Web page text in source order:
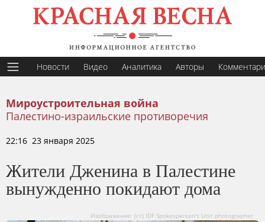
Новости Видео Аналитика Авторы
Мироустроительная война
Палестино-израильские противоречия
22:16 23 января 2025
Жители Дженина в Палестине
вынужденно покидают дома
Изображение: (сс) IDF Spokesperson's Unit photographer